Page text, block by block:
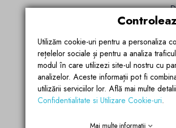
Utilizăm cookie-uri pentru a personaliza
rețelelor sociale și pentru a analiza
modul în care utilizezi site-ul nostru cu
analizelor. Aceste informații pot fi
utilizării serviciilor lor. Află mai multe
Confidentialitate si Utilizare Cookie-uri.
Mai multe informatii